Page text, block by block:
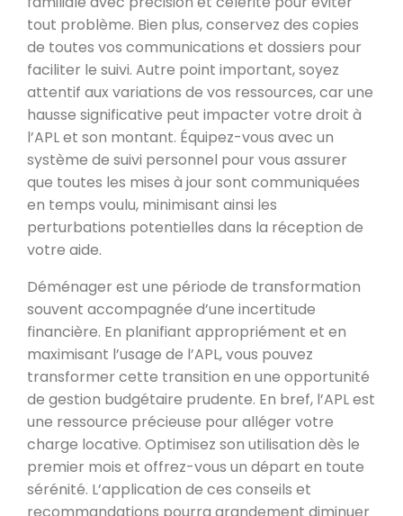
tout problème. Bien plus, conservez des copies
de toutes vos communications et dossiers pour
faciliter le suivi. Autre point important, soyez
attentif aux variations de vos ressources, car une
hausse significative peut impacter votre droit à
l’APL et son montant. Équipez-vous avec un
système de suivi personnel pour vous assurer
que toutes les mises à jour sont communiquées
en temps voulu, minimisant ainsi les
perturbations potentielles dans la réception de
votre aide.
Déménager est une période de transformation
souvent accompagnée d’une incertitude
financière. En planifiant appropriément et en
maximisant l’usage de l’APL, vous pouvez
transformer cette transition en une opportunité
de gestion budgétaire prudente. En bref, l’APL est
une ressource précieuse pour alléger votre
charge locative. Optimisez son utilisation dès le
premier mois et offrez-vous un départ en toute
sérénité. L’application de ces conseils et
recommandations pourra grandement diminuer